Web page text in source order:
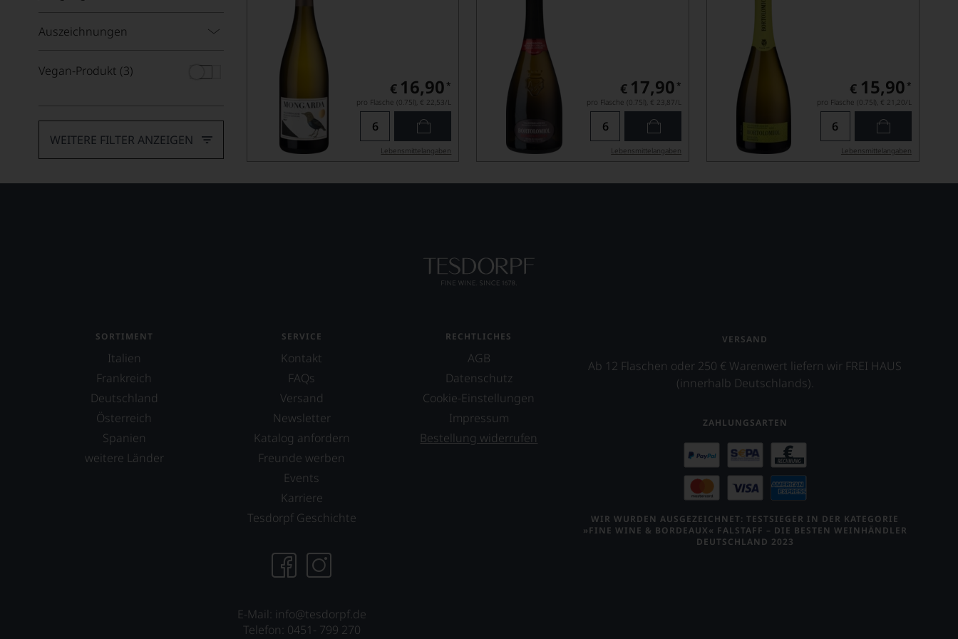
Grauburgunder
Grecchetto
Müller-Thurgau
Pedro Ximénez
Pinot Blanc
Pinot Grigio
Auszeichnungen
Vegan-Produkt (3)
WEITERE FILTER ANZEIGEN
€ 16,90 *
pro Flasche (0.75l), € 22,53/L
Lebensmittel­angaben
€ 17,90 *
pro Flasche (0.75l), € 23,87/L
Lebensmittel­angaben
€ 15,90 *
pro Flasche (0.75l), € 21,20/L
Lebensmittel­angaben
SORTIMENT
Italien
Frankreich
Deutschland
Österreich
Spanien
weitere Länder
SERVICE
Kontakt
FAQs
Versand
Newsletter
Katalog anfordern
Freunde werben
Events
Karriere
Tesdorpf Geschichte
E-Mail: info@tesdorpf.de
Telefon: 0451- 799 270
RECHTLICHES
AGB
Datenschutz
Cookie-Einstellungen
Impressum
Bestellung widerrufen
VERSAND
Ab 12 Flaschen oder 250 € Warenwert liefern wir FREI HAUS
(innerhalb Deutschlands).
ZAHLUNGSARTEN
WIR WURDEN AUSGEZEICHNET: TESTSIEGER IN DER KATEGORIE
»FINE WINE & BORDEAUX« FALSTAFF – DIE BESTEN WEINHÄNDLER
DEUTSCHLAND 2023